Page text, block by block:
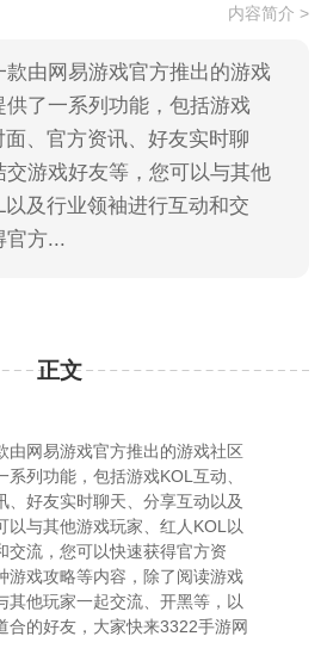
内容简介 >
款由网易游戏官方推出的游戏
了一系列功能，包括游戏
面、官方资讯、好友实时聊
游戏好友等，您可以与其他
及行业领袖进行互动和交
官方...
正文
由网易游戏官方推出的游戏社区
列功能，包括游戏KOL互动、
、好友实时聊天、分享互动以及
以与其他游戏玩家、红人KOL以
交流，您可以快速获得官方资
游戏攻略等内容，除了阅读游戏
其他玩家一起交流、开黑等，以
合的好友，大家快来3322手游网